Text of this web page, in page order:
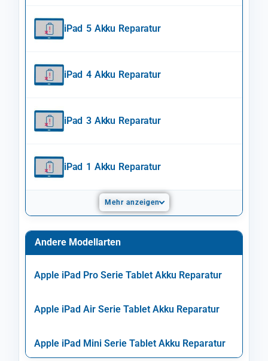
iPad 5 Akku Reparatur
iPad 4 Akku Reparatur
iPad 3 Akku Reparatur
iPad 1 Akku Reparatur
Mehr anzeigen
Andere Modellarten
Apple iPad Pro Serie Tablet Akku Reparatur
Apple iPad Air Serie Tablet Akku Reparatur
Apple iPad Mini Serie Tablet Akku Reparatur